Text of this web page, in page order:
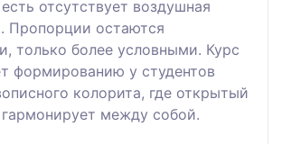
отсутствует воздушная
Пропорции остаются
только более условными. Курс
формированию у студентов
колорита, где открытый
гармонирует между собой.